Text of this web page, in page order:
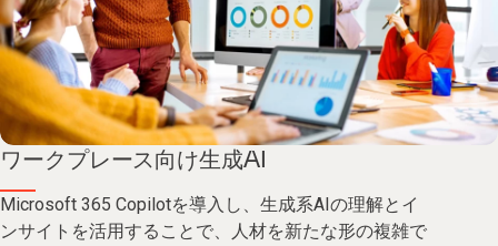
ワークプレース向け生成AI
Microsoft 365 Copilotを導入し、生成系AIの理解とイ
ンサイトを活用することで、人材を新たな形の複雑で